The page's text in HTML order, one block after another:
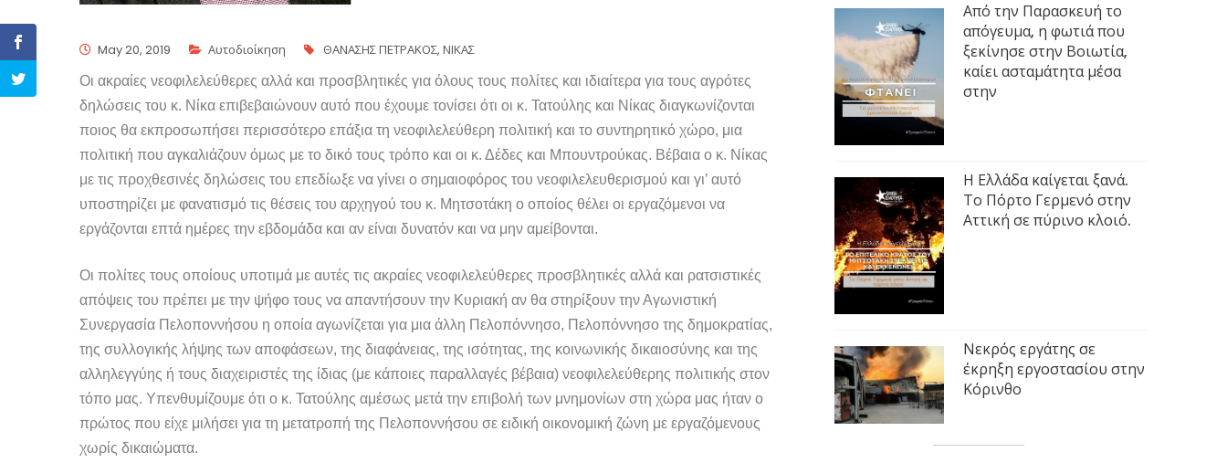
May 20, 2019 Αυτοδιοίκηση ΘΑΝΑΣΗΣ ΠΕΤΡΑΚΟΣ, ΝΙΚΑΣ
Οι ακραίες νεοφιλελεύθερες αλλά και προσβλητικές για όλους τους πολίτες και ιδιαίτερα για τους αγρότες
δηλώσεις του κ. Νίκα επιβεβαιώνουν αυτό που έχουμε τονίσει ότι οι κ. Τατούλης και Νίκας διαγκωνίζονται
ποιος θα εκπροσωπήσει περισσότερο επάξια τη νεοφιλελεύθερη πολιτική και το συντηρητικό χώρο, μια
πολιτική που αγκαλιάζουν όμως με το δικό τους τρόπο και οι κ. Δέδες και Μπουντρούκας. Βέβαια ο κ. Νίκας
με τις προχθεσινές δηλώσεις του επεδίωξε να γίνει ο σημαιοφόρος του νεοφιλελευθερισμού και γι’ αυτό
υποστηρίζει με φανατισμό τις θέσεις του αρχηγού του κ. Μητσοτάκη ο οποίος θέλει οι εργαζόμενοι να
εργάζονται επτά ημέρες την εβδομάδα και αν είναι δυνατόν και να μην αμείβονται.
Οι πολίτες τους οποίους υποτιμά με αυτές τις ακραίες νεοφιλελεύθερες προσβλητικές αλλά και ρατσιστικές
απόψεις του πρέπει με την ψήφο τους να απαντήσουν την Κυριακή αν θα στηρίξουν την Αγωνιστική
Συνεργασία Πελοποννήσου η οποία αγωνίζεται για μια άλλη Πελοπόννησο, Πελοπόννησο της δημοκρατίας,
της συλλογικής λήψης των αποφάσεων, της διαφάνειας, της ισότητας, της κοινωνικής δικαιοσύνης και της
αλληλεγγύης ή τους διαχειριστές της ίδιας (με κάποιες παραλλαγές βέβαια) νεοφιλελεύθερης πολιτικής στον
τόπο μας. Υπενθυμίζουμε ότι ο κ. Τατούλης αμέσως μετά την επιβολή των μνημονίων στη χώρα μας ήταν ο
πρώτος που είχε μιλήσει για τη μετατροπή της Πελοποννήσου σε ειδική οικονομική ζώνη με εργαζόμενους
χωρίς δικαιώματα.
Από την Παρασκευή το
απόγευμα, η φωτιά που
ξεκίνησε στην Βοιωτία,
καίει ασταμάτητα μέσα
στην
Η Ελλάδα καίγεται ξανά.
Το Πόρτο Γερμενό στην
Αττική σε πύρινο κλοιό.
Νεκρός εργάτης σε
έκρηξη εργοστασίου στην
Κόρινθο